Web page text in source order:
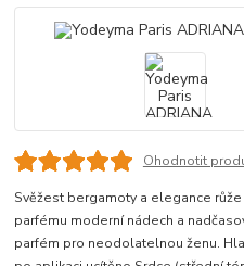
Ohodnotit
Svěžest bergamoty a elegance
parfému moderní nádech a
parfém pro neodolatelnou ženu.